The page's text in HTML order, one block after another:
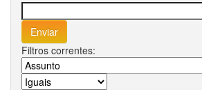
Filtros correntes: